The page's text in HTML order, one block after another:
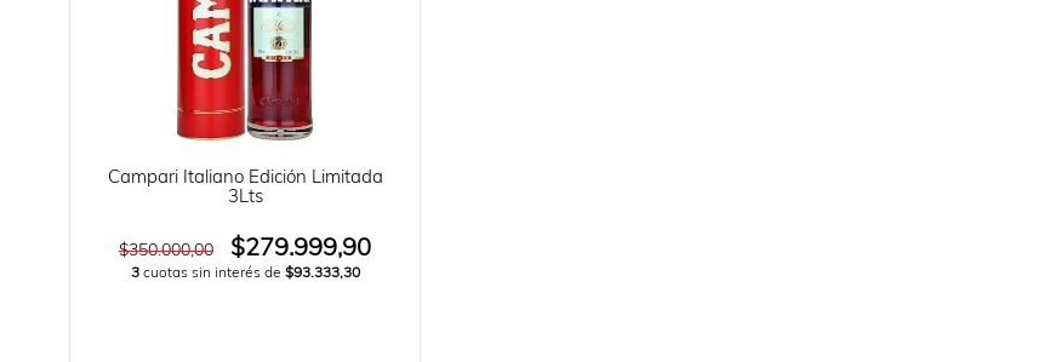
Campari Italiano Edición Limitada
3Lts
$350.000,00 $279.999,90
3 cuotas sin interés de $93.333,30